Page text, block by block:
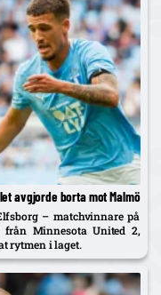
avgjorde borta mot Malmö
– matchvinnare på
från Minnesota United 2,
rytmen i laget.